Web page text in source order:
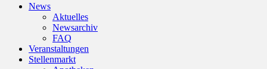
News
Aktuelles
Newsarchiv
FAQ
Veranstaltungen
Stellenmarkt